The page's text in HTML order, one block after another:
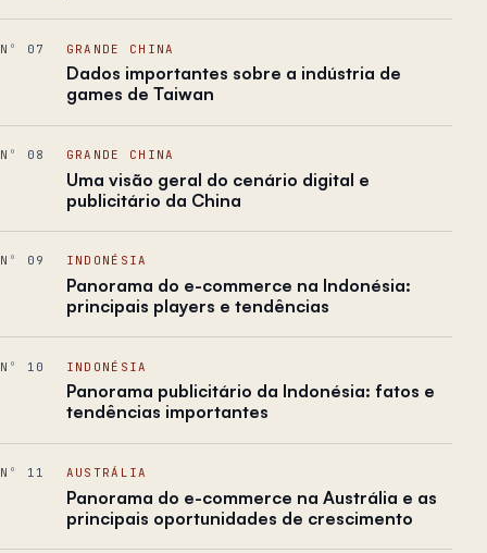
Nº 07 GRANDE CHINA
Dados importantes sobre a indústria de
games de Taiwan
Nº 08 GRANDE CHINA
Uma visão geral do cenário digital e
publicitário da China
Nº 09 INDONÉSIA
Panorama do e-commerce na Indonésia:
principais players e tendências
Nº 10 INDONÉSIA
Panorama publicitário da Indonésia: fatos e
tendências importantes
Nº 11 AUSTRÁLIA
Panorama do e-commerce na Austrália e as
principais oportunidades de crescimento